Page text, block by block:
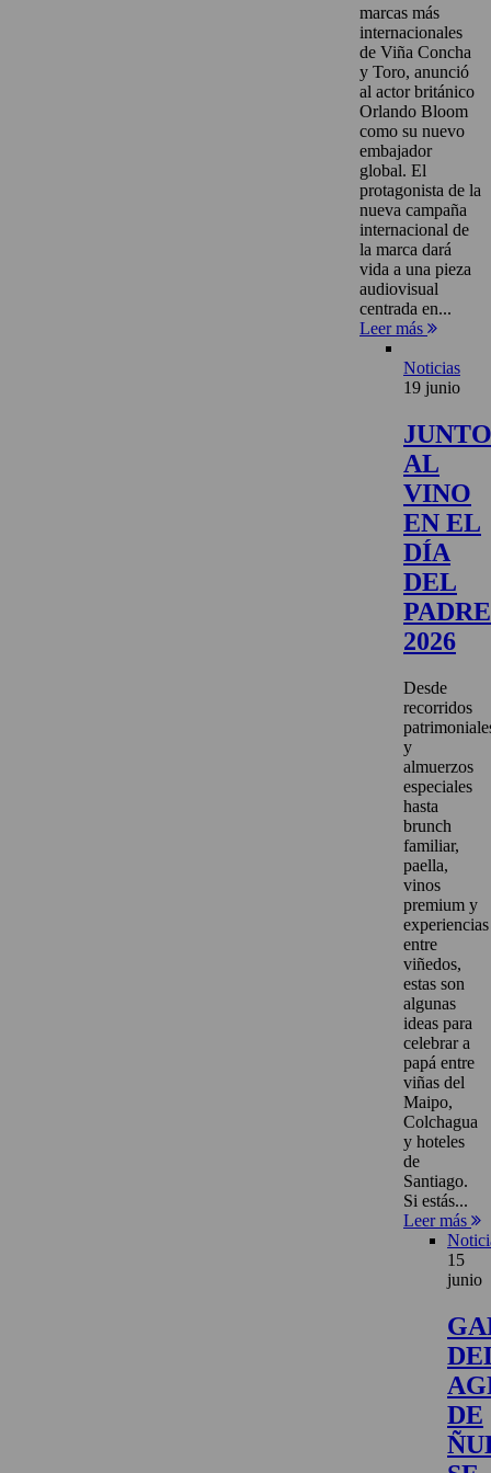
marcas más
internacionales
de Viña Concha
y Toro, anunció
al actor británico
Orlando Bloom
como su nuevo
embajador
global. El
protagonista de la
nueva campaña
internacional de
la marca dará
vida a una pieza
audiovisual
centrada en...
Leer más
Noticias
19 junio
JUNTO
AL
VINO
EN EL
DÍA
DEL
PADRE
2026
Desde
recorridos
y
almuerzos
especiales
hasta
brunch
familiar,
paella,
vinos
premium y
experiencias
entre
viñedos,
estas son
algunas
ideas para
celebrar a
papá entre
viñas del
Maipo,
Colchagua
y hoteles
de
Santiago.
Si estás...
Leer más
15
junio
DE